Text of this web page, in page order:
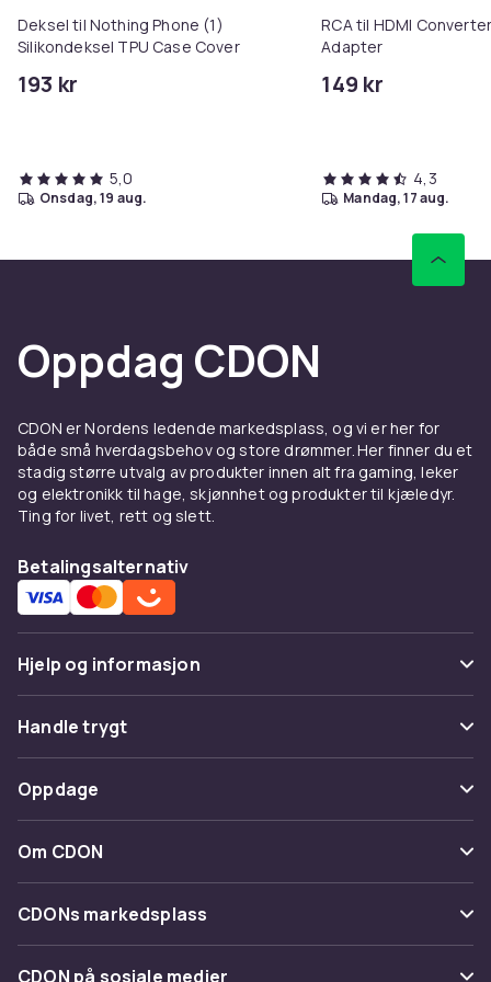
Produktsikkerhetsinformasjon
Deksel til Nothing Phone (1)
Silikondeksel TPU Case Cover
193 kr
5,0
onsdag, 19 aug.
RCA til HDMI
Adapter
149 kr
4,3
mandag, 17 aug.
Oppdag CDON
CDON er Nordens ledende markedsplass, og vi er her for
både små hverdagsbehov og store drømmer. Her finner du et
stadig større utvalg av produkter innen alt fra gaming, leker
og elektronikk til hage, skjønnhet og produkter til kjæledyr.
Ting for livet, rett og slett.
Betalingsalternativ
Hjelp og informasjon
Vanlige spørsmål
Spor pakke
Angre & returner her
Kontakt oss
Handle trygt
Betaling
Levering
Tilbakekallinger
Oppdage
Kategorier
Varemerker
Om CDON
Om oss
Kundeanmeldelser
CDONs markedsplass
Merchant Help Center
CDON på sosiale medier